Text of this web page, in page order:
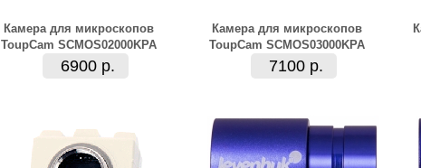
Камера для микроскопов
ToupCam SCMOS02000KPA
6900 р.
Камера для микроскопов
ToupCam SCMOS03000KPA
7100 р.